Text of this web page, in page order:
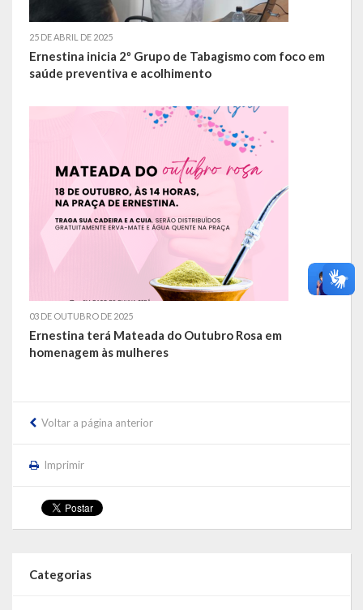
25 DE ABRIL DE 2025
Ernestina inicia 2º Grupo de Tabagismo com foco em
saúde preventiva e acolhimento
03 DE OUTUBRO DE 2025
Ernestina terá Mateada do Outubro Rosa em
homenagem às mulheres
Voltar a página anterior
Imprimir
Categorias